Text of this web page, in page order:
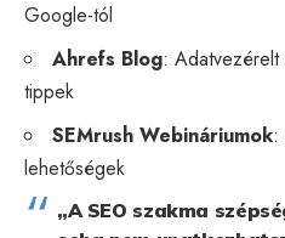
Google-tól
Ahrefs Blog: Adatvezérelt
tippek
SEMrush Webináriumok:
lehetőségek
„A SEO szakma